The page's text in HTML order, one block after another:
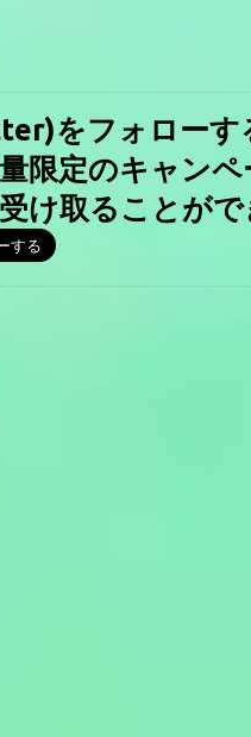
をフォローす
限定のキャンペ
け取ることが